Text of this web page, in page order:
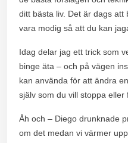
ditt bästa liv. Det är dags att
vara modig så att du kan
Idag delar jag ett trick som
binge äta – och på vägen
kan använda för att ändra
själv som du vill stoppa eller
Åh och – Diego drunknade
om det medan vi värmer upp.